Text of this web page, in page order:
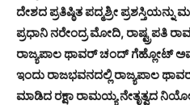
ದೇಶದ ಪ್ರತಿಷ್ಠಿತ ಪದ್ಮಶ್ರೀ
ಪ್ರಧಾನಿ ನರೇಂದ್ರ ಮೋದಿ, ರಾಷ್ಟ್ರಪತಿ
ರಾಜ್ಯಪಾಲ ಥಾವರ್ ಚಂದ್ ಗೆಹ್ಲೋಟ್
ಇಂದು ರಾಜಭವನದಲ್ಲಿ ರಾಜ್ಯಪಾಲ
ಮಾಡಿದ ರಕ್ಷಾ ರಾಮಯ್ಯ ನೇತೃತ್ವದ